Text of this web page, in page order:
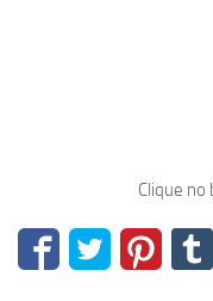
Clique no